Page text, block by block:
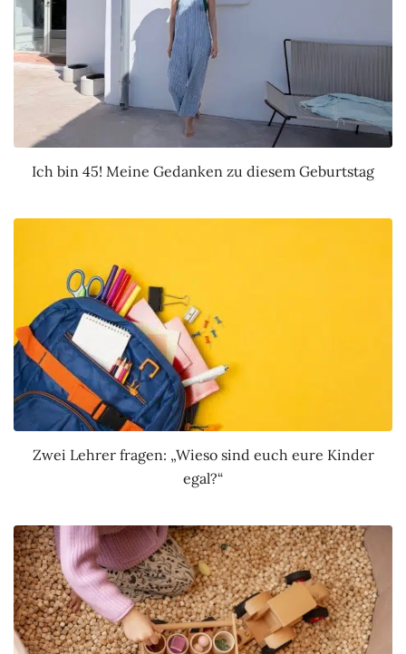
Ich bin 45! Meine Gedanken zu diesem Geburtstag
Zwei Lehrer fragen: „Wieso sind euch eure Kinder
egal?“